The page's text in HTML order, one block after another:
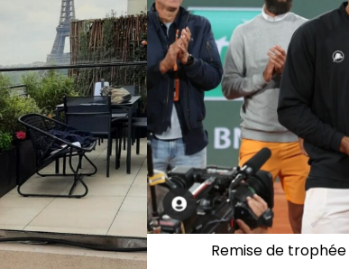
Remise de